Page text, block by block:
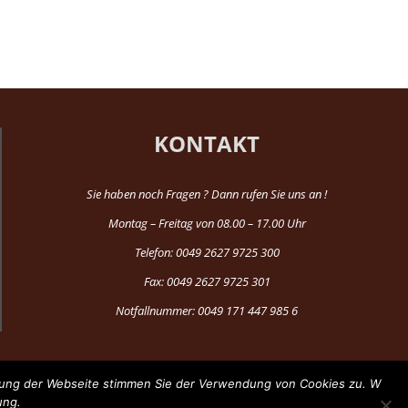
KONTAKT
Sie haben noch Fragen ? Dann rufen Sie uns an !
Montag – Freitag von 08.00 – 17.00 Uhr
Telefon: 0049 2627 9725 300
Fax: 0049 2627 9725 301
Notfallnummer: 0049 171 447 985 6
der Webseite stimmen Sie der Verwendung von Cookies zu. W